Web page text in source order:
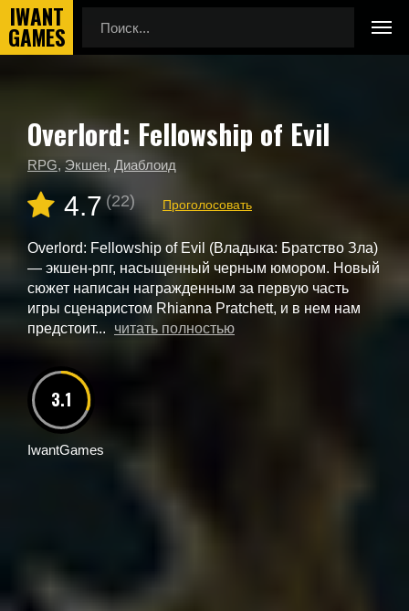
Главная
Новые игры
Overlord: Fellowship of Evil
RPG, Экшен, Диаблоид
4.7 (22) Проголосовать
Overlord: Fellowship of Evil (Владыка: Братство Зла)
— экшен-рпг, насыщенный черным юмором. Новый
сюжет написан награжденным за первую часть
игры сценаристом Rhianna Pratchett, и в нем нам
предстоит...
читать полностью
3.1
IwantGames